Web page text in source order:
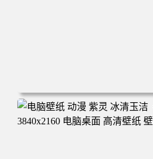
电脑壁纸 动漫 凡人修仙传 韩立 结
脑桌面 高清壁纸 壁纸下载 壁纸大